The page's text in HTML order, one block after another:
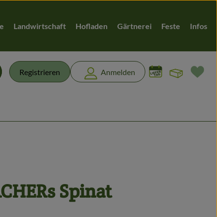
Landwirtschaft Hofladen Gärtnerei Feste Infos
Registrieren Anmelden
Spinat